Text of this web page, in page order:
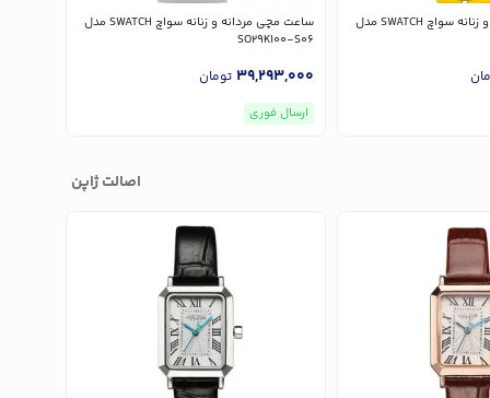
ساعت مچی مردانه و زنانه سواچ SWATCH مدل
ساعت مچی مردانه و زنانه سواچ SWATCH مدل
SO29K100-S06
39,293,000 تومان
ارسال فوری
اصالت ژاپن